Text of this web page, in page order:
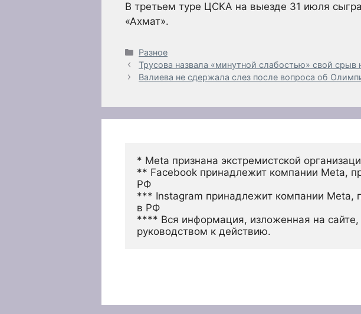
В третьем туре ЦСКА на выезде 31 июля
«Ахмат».
Рубрики
Разное
Трусова назвала «минутной слабостью» свой
Валиева не сдержала слез после вопроса об
* Meta признана экстремистской
** Facebook принадлежит компании Meta,
РФ
*** Instagram принадлежит компании Meta,
в РФ
**** Вся информация, изложенная на сайте,
руководством к действию.